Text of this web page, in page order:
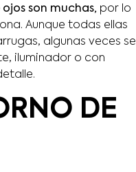
son muchas, por lo
Aunque todas ellas
algunas veces se
iluminador o con
DE